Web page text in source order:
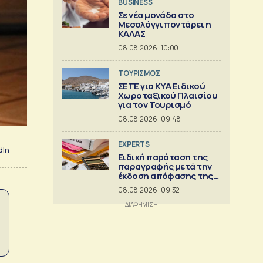
BUSINESS
Σε νέα μονάδα στο
Μεσολόγγι ποντάρει η
ΚΑΛΑΣ
08.08.2026 | 10:00
ΤΟΥΡΙΣΜΟΣ
ΣΕΤΕ για ΚΥΑ Ειδικού
Χωροταξικού Πλαισίου
για τον Τουρισμό
08.08.2026 | 09:48
EXPERTS
Ειδική παράταση της
παραγραφής μετά την
έκδοση απόφασης της
Διεύθυνσης Επίλυσης
Διαφορών [Μέρος 6ο]
08.08.2026 | 09:32